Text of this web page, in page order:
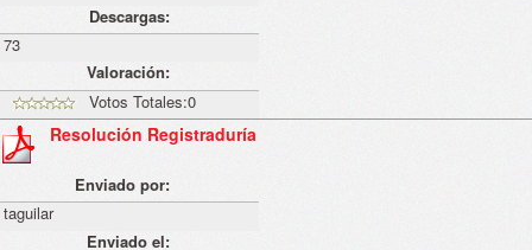
Descargas:
73
Valoración:
Votos Totales:0
Resolución Registraduría
Enviado por:
taguilar
Enviado el: